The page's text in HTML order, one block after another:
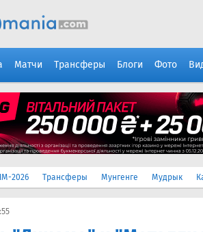
Матчи Трансферы Блоги Фото
2026 Трансферы Мунгенге Мудрык